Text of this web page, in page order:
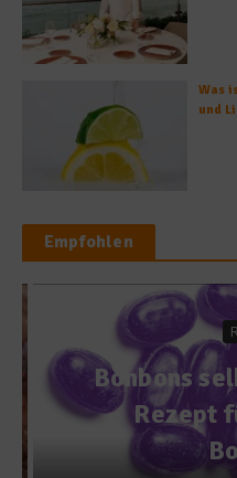
Was
und
Empfohlen
Bonbons
Rezept